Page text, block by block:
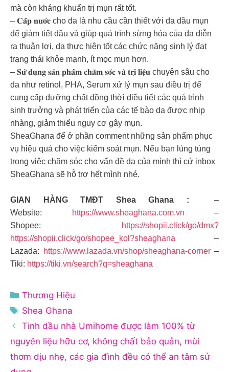
mà còn kháng khuẩn trị mụn rất tốt.
– 𝐂𝐚̂́𝐩 𝐧𝐮̛𝐨̛́𝐜 cho da là nhu cầu cần thiết với da dầu mụn
để giảm tiết dầu và giúp quá trình sừng hóa của da diễn
ra thuận lợi, da thực hiện tốt các chức năng sinh lý đạt
trạng thái khỏe mạnh, ít mọc mụn hơn.
– 𝐒𝐮̛̉ 𝐝𝐮̣𝐧𝐠 𝐬𝐚̉𝐧 𝐩𝐡𝐚̂̉𝐦 𝐜𝐡𝐚̆𝐦 𝐬𝐨́𝐜 𝐯𝐚̀ 𝐭𝐫𝐢̣ 𝐥𝐢𝐞̣̂𝐮 chuyên sâu cho
da như retinol, PHA, Serum xử lý mụn sau điều trị để
cung cấp dưỡng chất đồng thời điều tiết các quá trình
sinh trưởng và phát triển của các tế bào da được nhịp
nhàng, giảm thiểu nguy cơ gây mụn.
SheaGhana để ở phần comment những sản phẩm phục
vụ hiệu quả cho việc kiểm soát mụn. Nếu bạn lúng túng
trong việc chăm sóc cho vấn đề da của mình thì cứ inbox
SheaGhana sẽ hỗ trợ hết mình nhé.
GIAN HÀNG TMĐT Shea Ghana :
–
Website:
https://www.sheaghana.com.vn –
Shopee:
https://shopii.click/go/dmx?
https://shopii.click/go/shopee_kol?sheaghana –
Lazada:
https://www.lazada.vn/shop/sheaghana-corner–
Tiki: https://tiki.vn/search?q=sheaghana
Danh
mục
Thương Hiệu
Thẻ
Shea Ghana
Tinh dầu nhà Umihome được làm 100% từ
nguyên liệu hữu cơ, không chất bảo quản, mùi
thơm dịu nhẹ, các gia đình đều có thể an tâm sử